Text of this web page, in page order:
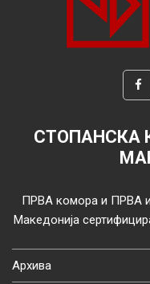
СТОПАНСКА
ПРВА комора и ПРВА
Македонија
Архива